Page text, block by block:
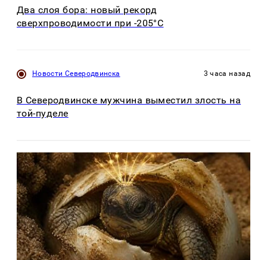
Два слоя бора: новый рекорд
сверхпроводимости при -205°C
Новости Северодвинска 3 часа назад
В Северодвинске мужчина выместил злость на
той-пуделе